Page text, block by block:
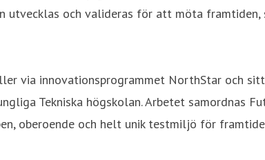
utvecklas och valideras för att möta framtiden,
via innovationsprogrammet NorthStar och
Tekniska högskolan. Arbetet samordnas
oberoende och helt unik testmiljö för